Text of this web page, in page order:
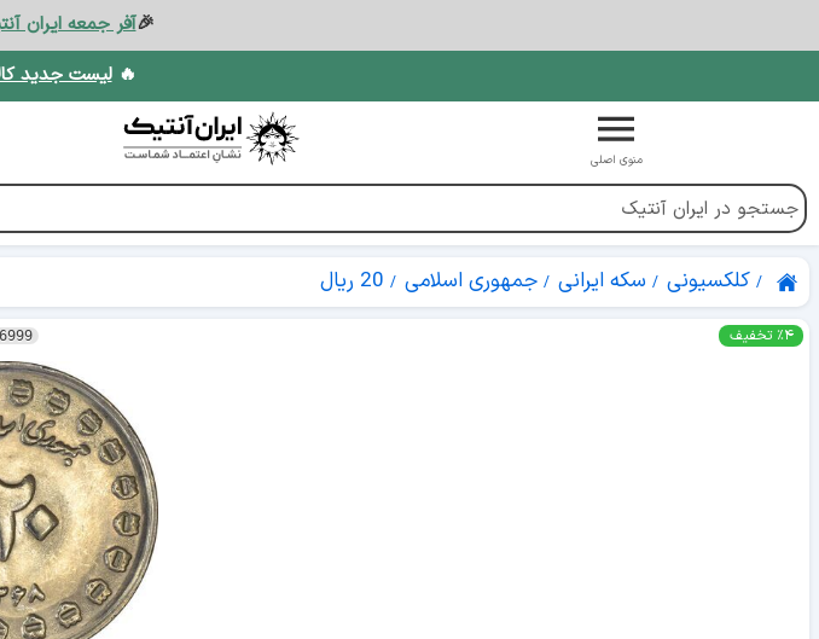
🎉آفر جمعه ایران
🔥لیست جدید کالاها:
منوی اصلی
کلکسیونی سکه ایرانی جمهوری اسلامی 20 ریال
٪۴ تخفیف